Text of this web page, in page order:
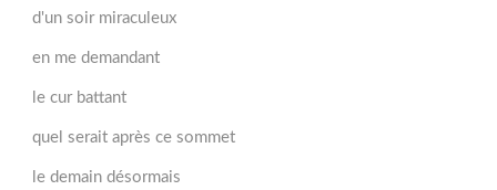
d'un soir miraculeux
en me demandant
le cur battant
quel serait après ce sommet
le demain désormais